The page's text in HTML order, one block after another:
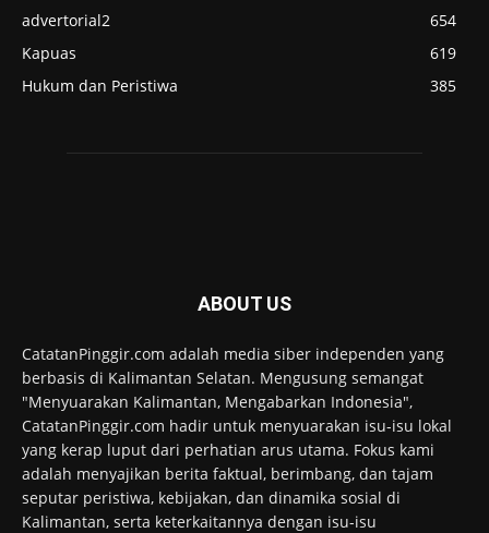
advertorial2
654
Kapuas
619
Hukum dan Peristiwa
385
ABOUT US
CatatanPinggir.com adalah media siber independen yang
berbasis di Kalimantan Selatan. Mengusung semangat
"Menyuarakan Kalimantan, Mengabarkan Indonesia",
CatatanPinggir.com hadir untuk menyuarakan isu-isu lokal
yang kerap luput dari perhatian arus utama. Fokus kami
adalah menyajikan berita faktual, berimbang, dan tajam
seputar peristiwa, kebijakan, dan dinamika sosial di
Kalimantan, serta keterkaitannya dengan isu-isu